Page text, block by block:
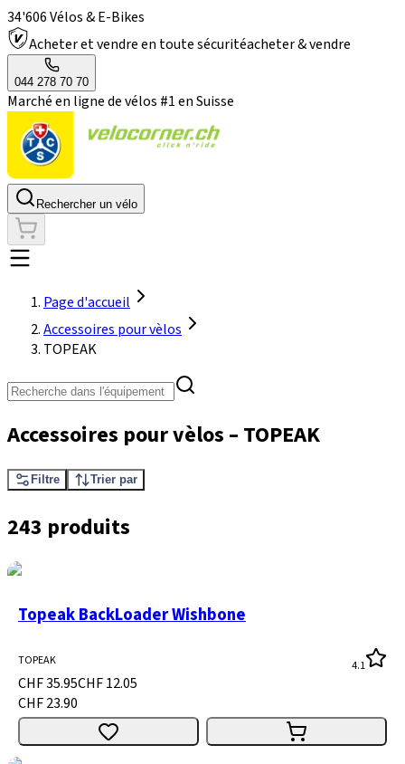
34'606 Vélos & E-Bikes
Acheter et vendre en toute sécuritéacheter & vendre
044 278 70 70
Marché en ligne de vélos #1 en Suisse
Rechercher un vélo
Page d'accueil
Accessoires pour vèlos
TOPEAK
Accessoires pour vèlos – TOPEAK
Filtre Trier par
243 produits
Topeak BackLoader Wishbone
TOPEAK 4.1
CHF 35.95CHF 12.05
CHF 23.90